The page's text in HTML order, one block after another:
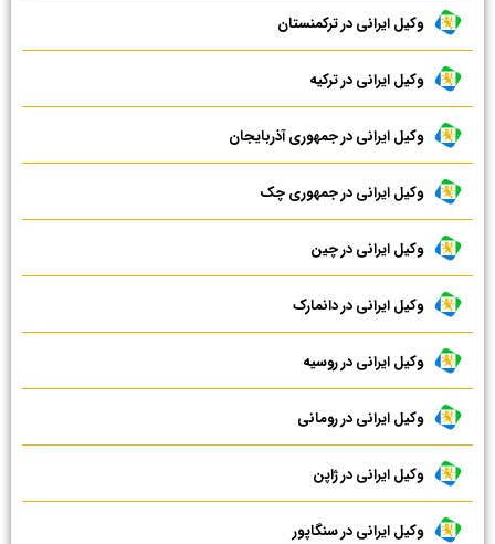
وکیل ایرانی در ترکمنستان
وکیل ایرانی در ترکیه
وکیل ایرانی در جمهوری آذربایجان
وکیل ایرانی در جمهوری چک
وکیل ایرانی در چین
وکیل ایرانی در دانمارک
وکیل ایرانی در روسیه
وکیل ایرانی در رومانی
وکیل ایرانی در ژاپن
وکیل ایرانی در سنگاپور